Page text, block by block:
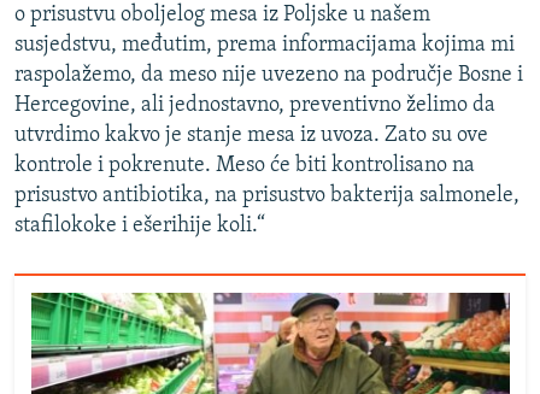
o prisustvu oboljelog mesa iz Poljske u našem
susjedstvu, međutim, prema informacijama kojima mi
raspolažemo, da meso nije uvezeno na područje Bosne i
Hercegovine, ali jednostavno, preventivno želimo da
utvrdimo kakvo je stanje mesa iz uvoza. Zato su ove
kontrole i pokrenute. Meso će biti kontrolisano na
prisustvo antibiotika, na prisustvo bakterija salmonele,
stafilokoke i ešerihije koli.“